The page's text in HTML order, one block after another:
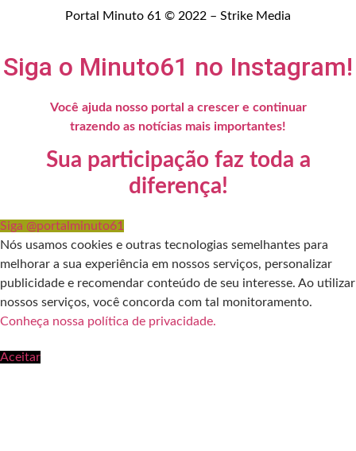
Portal Minuto 61 © 2022 – Strike Media
Siga o Minuto61 no Instagram!
Você ajuda nosso portal a crescer e continuar
trazendo as notícias mais importantes!
Sua participação faz toda a
diferença!
Siga @portalminuto61
Nós usamos cookies e outras tecnologias semelhantes para
melhorar a sua experiência em nossos serviços, personalizar
publicidade e recomendar conteúdo de seu interesse. Ao utilizar
nossos serviços, você concorda com tal monitoramento.
Conheça nossa política de privacidade.
Aceitar